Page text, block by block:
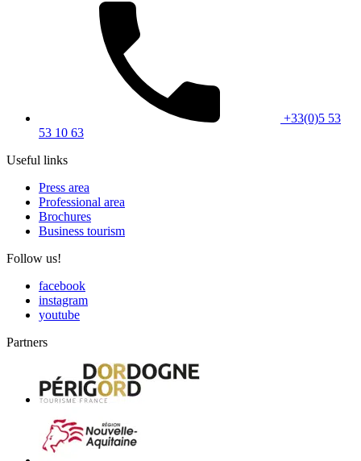
+33(0)5 53
53 10 63
Useful links
Press area
Professional area
Brochures
Business tourism
Follow us!
facebook
instagram
youtube
Partners